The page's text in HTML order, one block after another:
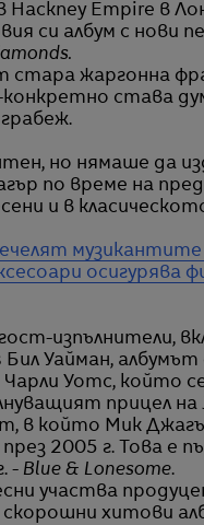
си албум с нови
стара жаргонна
конкретно става
но нямаше да
по време на
и в
осигурява
изпълнители,
Уайман,
Уотс, който
прицел на
в който Мик
през 2005 г. Това е
- Blue & Lonesome.
участва
скорошни хитови